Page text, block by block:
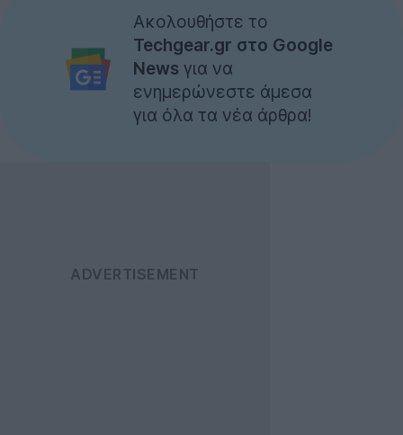
Ακολουθήστε το
Techgear.gr στο Google
News για να
ενημερώνεστε άμεσα
για όλα τα νέα άρθρα!